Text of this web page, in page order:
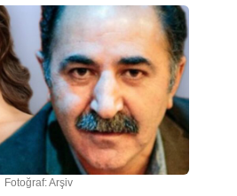
Fotoğraf: Arşiv